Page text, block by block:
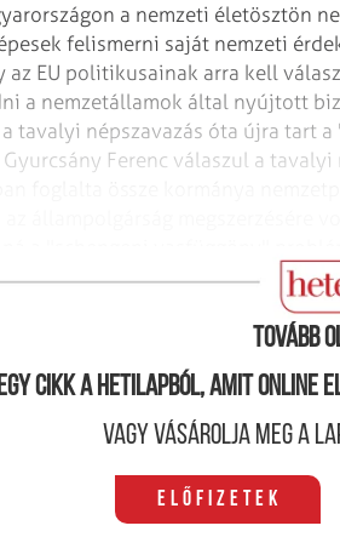
a nemzeti életösztön
felismerni saját nemzeti
az EU politikusainak arra kell
a nemzetállamok által nyújtott
tavalyi népszavazás óta újra tart
Ferenc válaszul a
Tovább
cikk a hetilapból, amit online
Vagy vásárolja meg a
Előfizetek